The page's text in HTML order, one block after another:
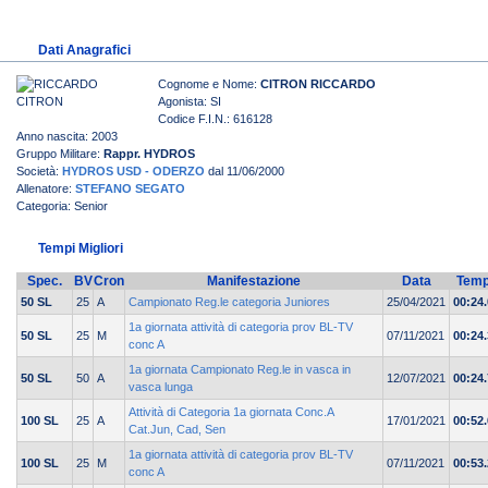
Dati Anagrafici
Cognome e Nome: CITRON RICCARDO
Agonista: SI
Codice F.I.N.: 616128
Anno nascita: 2003
Gruppo Militare: Rappr. HYDROS
Società: HYDROS USD - ODERZO dal 11/06/2000
Allenatore: STEFANO SEGATO
Categoria: Senior
Tempi Migliori
Spec. BVCron Manifestazione Data
50 SL 25 A Campionato Reg.le categoria Juniores 25/04/2021
50 SL 25 M
1a giornata attività di categoria prov BL-TV
conc A
07/11/2021
50 SL 50 A
1a giornata Campionato Reg.le in vasca in
vasca lunga
12/07/2021
100 SL 25 A
Attività di Categoria 1a giornata Conc.A
Cat.Jun, Cad, Sen
17/01/2021
100 SL 25 M
1a giornata attività di categoria prov BL-TV
conc A
07/11/2021